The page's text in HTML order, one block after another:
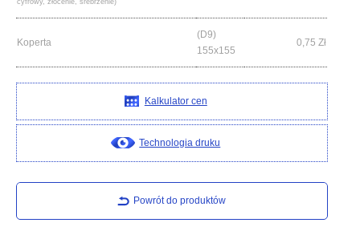
Koperta
(D9)
155x155
0,75 Zł
Kalkulator cen
Technologia druku
Powrót do produktów